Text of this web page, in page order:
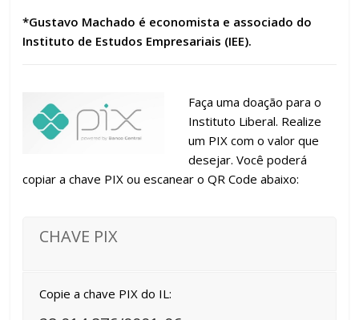
*Gustavo Machado é economista e associado do
Instituto de Estudos Empresariais (IEE).
Faça uma doação para o
Instituto Liberal. Realize
um PIX com o valor que
desejar. Você poderá
copiar a chave PIX ou escanear o QR Code abaixo:
CHAVE PIX
Copie a chave PIX do IL: